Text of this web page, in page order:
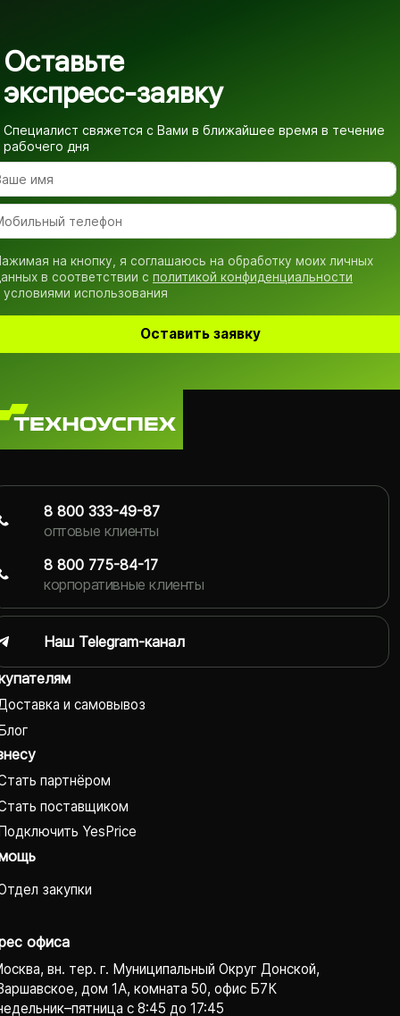
Оставьте
экспресс-заявку
Специалист свяжется с Вами в ближайшее время в течение
рабочего дня
на кнопку, я соглашаюсь на обработку моих личных
в соответствии с политикой конфиденциальности
условиями использования
Оставить заявку
и самовывоз
партнёром
поставщиком
YesPrice
закупки
офиса
вн. тер. г. Муниципальный Округ Донской,
дом 1А, комната 50, офис Б7К
с 8:45 до 17:45
8 800 333-49-87
оптовые клиенты
8 800 775-84-17
корпоративные клиенты
Наш Telegram-канал